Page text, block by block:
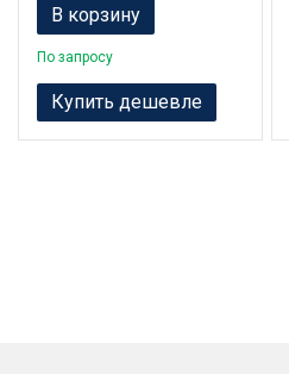
В корзину
По запросу
Купить дешевле